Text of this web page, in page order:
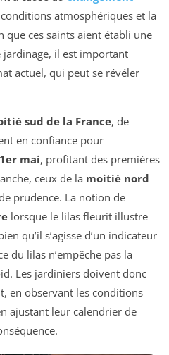
atmosphériques et la
que ces saints aient établi une
il est important
actuel, qui peut se révéler
sud de la France, de
en confiance pour
1er mai, profitant des premières
ceux de la moitié nord
prudence. La notion de
lorsque le lilas fleurit illustre
qu’il s’agisse d’un indicateur
du lilas n’empêche pas la
Les jardiniers doivent donc
en observant les conditions
ajustant leur calendrier de